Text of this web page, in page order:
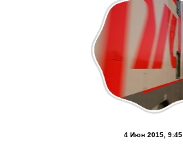
4 Июн 2015, 9:45